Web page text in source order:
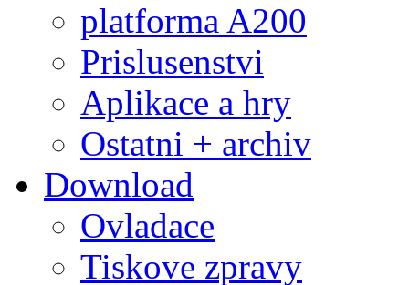
platforma A200
Prislusenstvi
Aplikace a hry
Ostatni + archiv
Download
Ovladace
Tiskove zpravy